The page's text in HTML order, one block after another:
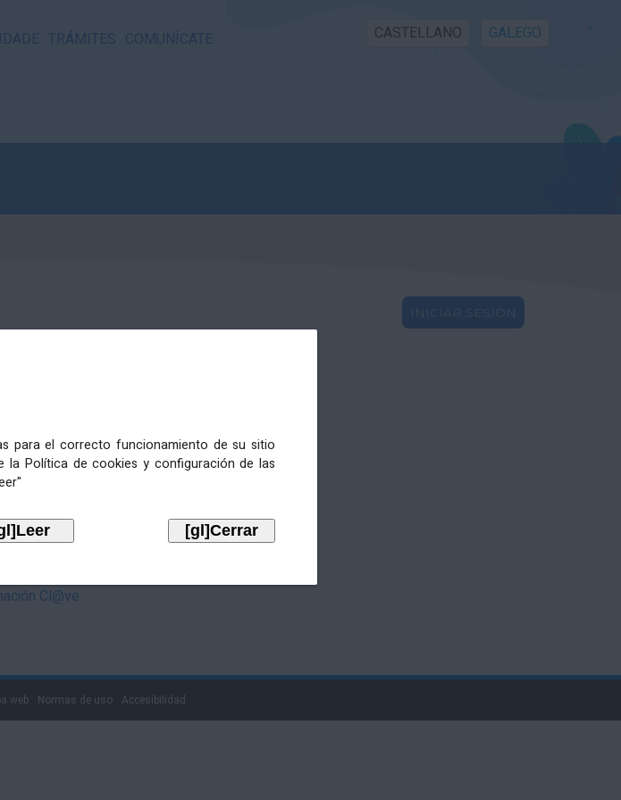
TRÁMITES COMUNÍCATE CASTELLANO GALEGO
para el correcto funcionamiento de su sitio
la Política de cookies y configuración de las
INICIAR SESIÓN
Cl@ve
web Normas de uso Accesibilidad